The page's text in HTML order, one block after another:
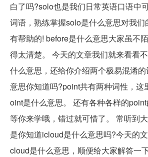
白了吗?solo也是我们日常英语口语中
词语，熟练掌握solo是什么意思对我们
有帮助的! before是什么意思大家虽不
得太清楚。 今天的文章我们就来看看
什么意思，还给你介绍两个极易混淆
意思你知道吗?point共有两种词性，这
oint是什么意思。 还有各种各样的
等你来学哦，错过就可惜了。 常听到
是你知道icloud是什么意思吗?今天的
cloud是什么意思，顺便给大家解答一